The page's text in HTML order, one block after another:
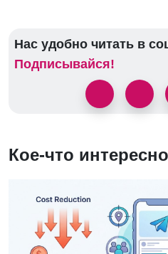
Нас удобно читать в
Подписывайся!
Кое-что